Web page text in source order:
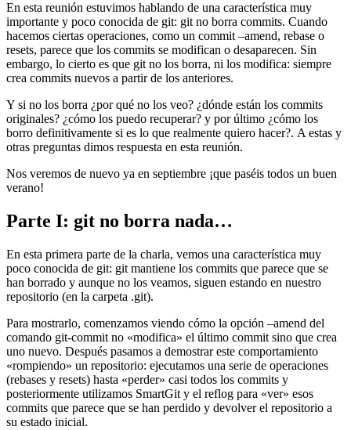
En esta reunión estuvimos hablando de una característica muy
importante y poco conocida de git: git no borra commits. Cuando
hacemos ciertas operaciones, como un commit –amend, rebase o
resets, parece que los commits se modifican o desaparecen. Sin
embargo, lo cierto es que git no los borra, ni los modifica: siempre
crea commits nuevos a partir de los anteriores.
Y si no los borra ¿por qué no los veo? ¿dónde están los commits
originales? ¿cómo los puedo recuperar? y por último ¿cómo los
borro definitivamente si es lo que realmente quiero hacer?. A estas y
otras preguntas dimos respuesta en esta reunión.
Nos veremos de nuevo ya en septiembre ¡que paséis todos un buen
verano!
Parte I: git no borra nada…
En esta primera parte de la charla, vemos una característica muy
poco conocida de git: git mantiene los commits que parece que se
han borrado y aunque no los veamos, siguen estando en nuestro
repositorio (en la carpeta .git).
Para mostrarlo, comenzamos viendo cómo la opción –amend del
comando git-commit no «modifica» el último commit sino que crea
uno nuevo. Después pasamos a demostrar este comportamiento
«rompiendo» un repositorio: ejecutamos una serie de operaciones
(rebases y resets) hasta «perder» casi todos los commits y
posteriormente utilizamos SmartGit y el reflog para «ver» esos
commits que parece que se han perdido y devolver el repositorio a
su estado inicial.